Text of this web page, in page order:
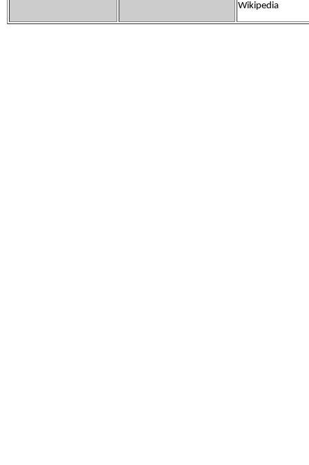
Wikipedia